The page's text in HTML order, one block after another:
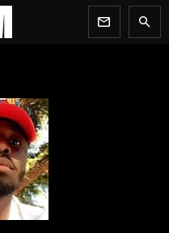
newsletter search